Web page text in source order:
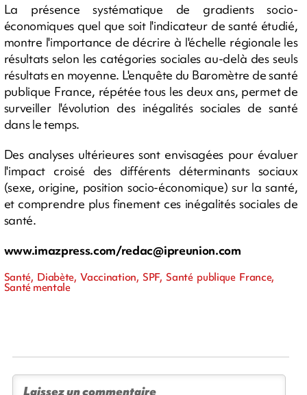
La présence systématique de gradients socio-
économiques quel que soit l'indicateur de santé étudié,
montre l'importance de décrire à l'échelle régionale les
résultats selon les catégories sociales au-delà des seuls
résultats en moyenne. L'enquête du Baromètre de santé
publique France, répétée tous les deux ans, permet de
surveiller l'évolution des inégalités sociales de santé
dans le temps.
Des analyses ultérieures sont envisagées pour évaluer
l'impact croisé des différents déterminants sociaux
(sexe, origine, position socio-économique) sur la santé,
et comprendre plus finement ces inégalités sociales de
santé.
www.imazpress.com/redac@ipreunion.com
Santé, Diabète, Vaccination, SPF, Santé publique France,
Santé mentale